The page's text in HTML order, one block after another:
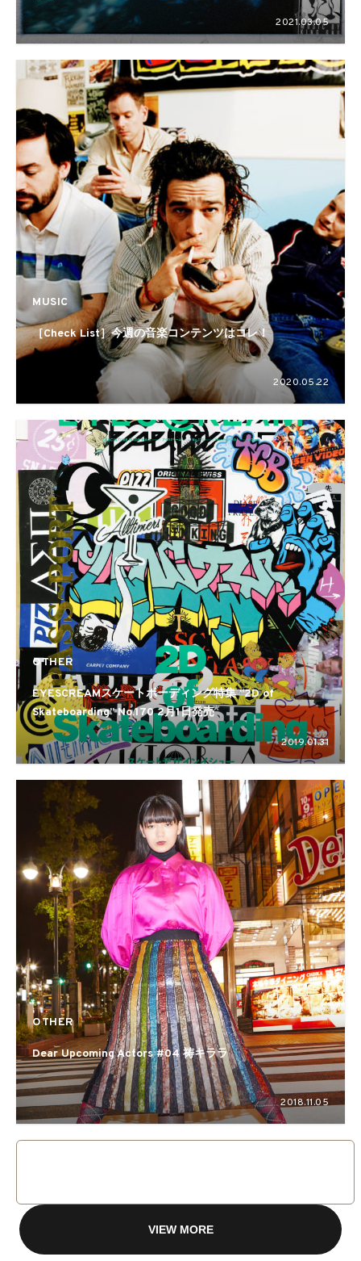
2021.03.05
MUSIC
［Check List］今週の音楽コンテンツはコレ！
2020.05.22
OTHER
EYESCREAMスケートボーディング特集 “2D of
Skateboarding” No.170 2月1日発売
2019.01.31
OTHER
Dear Upcoming Actors #04 祷キララ
2018.11.05
VIEW MORE